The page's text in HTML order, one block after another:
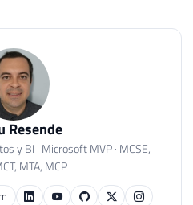
Resende
y BI · Microsoft MVP · MCSE,
MTA, MCP